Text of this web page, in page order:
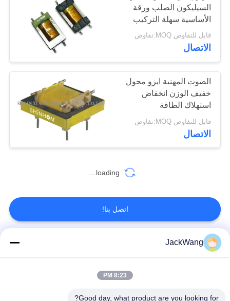
السيليكون الصلب ورقة
الأساسية سهلة التركيب
قابل للتفاوض MOQ:تفاوض
الاتصال
الصوت المهنية ايزو محول
خفيف الوزن انخفاض
استهلاك الطاقة
قابل للتفاوض MOQ:تفاوض
الاتصال
loading...
اتصل بنا!
فئات شعبية
الحالي
المحولات
JackWang
8:23 PM
Good day, what product are you looking for?